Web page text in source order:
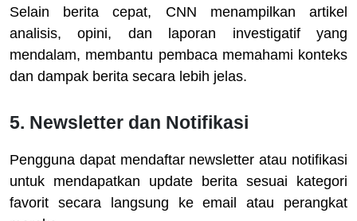
Selain berita cepat, CNN menampilkan artikel
analisis, opini, dan laporan investigatif yang
mendalam, membantu pembaca memahami konteks
dan dampak berita secara lebih jelas.
5. Newsletter dan Notifikasi
Pengguna dapat mendaftar newsletter atau notifikasi
untuk mendapatkan update berita sesuai kategori
favorit secara langsung ke email atau perangkat